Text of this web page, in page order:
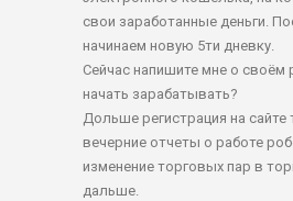
свои заработанные деньги.
начинаем новую 5ти дневку.
Сейчас напишите мне о
начать зарабатывать?
Дольше регистрация на сайте
вечерние отчеты о работе
изменение торговых пар в
дальше.